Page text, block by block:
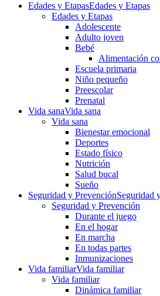
Edades y EtapasEdades y Etapas
Edades y Etapas
Adolescente
Adulto joven
Bebé
Alimentación
Escuela primaria
Niño pequeño
Preescolar
Prenatal
Vida sanaVida sana
Vida sana
Bienestar emocional
Deportes
Estado físico
Nutrición
Salud bucal
Sueño
Seguridad y PrevenciónSeguridad
Seguridad y Prevención
Durante el juego
En el hogar
En marcha
En todas partes
Inmunizaciones
Vida familiarVida familiar
Vida familiar
Dinámica familiar